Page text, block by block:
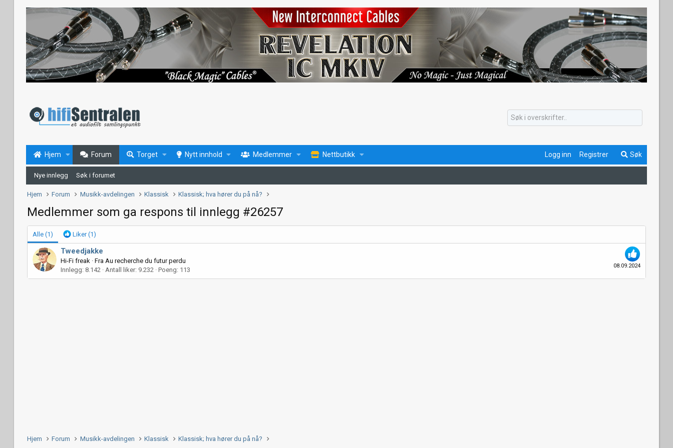
Hjem Forum Torget Nytt innhold Medlemmer Nettbutikk Logg inn Registrer Søk
Nye innlegg Søk i forumet
Hjem Forum Musikk-avdelingen Klassisk Klassisk; hva hører du på nå?
Medlemmer som ga respons til innlegg #26257
Alle (1) Liker(1)
08.09.2024
Tweedjakke
Hi-Fi freak · Fra Au recherche du futur perdu
Innlegg 8.142 Antall liker 9.232 Poeng 113
Hjem Forum Musikk-avdelingen Klassisk Klassisk; hva hører du på nå?